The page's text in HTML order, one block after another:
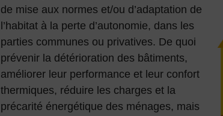
de mise aux normes et/ou d’adaptation de
l’habitat à la perte d’autonomie, dans les
parties communes ou privatives. De quoi
prévenir la détérioration des bâtiments,
améliorer leur performance et leur confort
thermiques, réduire les charges et la
précarité énergétique des ménages, mais